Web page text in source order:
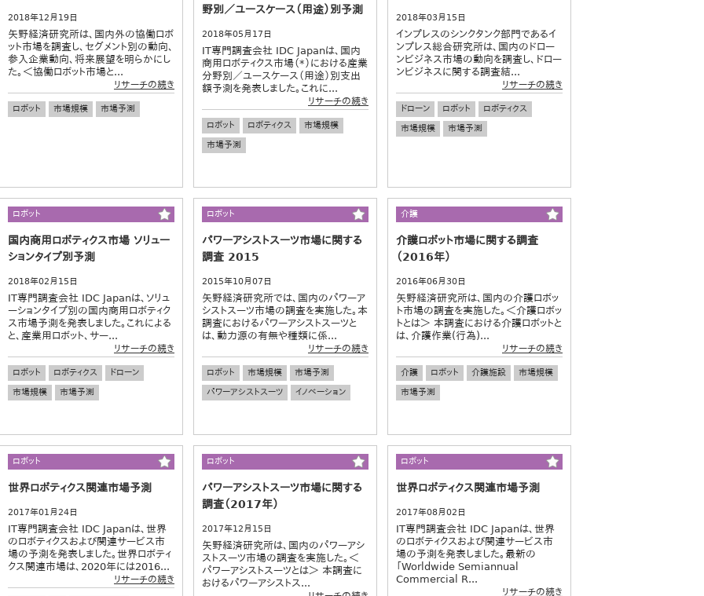
2018年12月19日
矢野経済研究所は、国内外の協働ロボ
ット市場を調査し、セグメント別の動向、
参入企業動向、将来展望を明らかにし
た。＜協働ロボット市場と...
リサーチの続き
ロボット 市場規模 市場予測
野別／ユースケース（用途）別予測
2018年05月17日
IT専門調査会社 IDC Japanは、国内
商用ロボティクス市場（*）における産業
分野別／ユースケース（用途）別支出
額予測を発表しました。これに...
リサーチの続き
ロボット ロボティクス
市場規模
市場予測
2018年03月15日
インプレスのシンクタンク部門であるイ
ンプレス総合研究所は、国内のドロー
ンビジネス市場の動向を調査し、ドロー
ンビジネスに関する調査結...
リサーチの続き
ドローン ロボット
ロボティクス
市場規模
市場予測
ロボット
国内商用ロボティクス市場 ソリュー
ションタイプ別予測
2018年02月15日
IT専門調査会社 IDC Japanは、ソリュ
ーションタイプ別の国内商用ロボティク
ス市場予測を発表しました。これによる
と、産業用ロボット、サー...
リサーチの続き
ロボット ロボティクス
ドローン
市場規模
市場予測
ロボット
パワーアシストスーツ市場に関する
調査 2015
2015年10月07日
矢野経済研究所では、国内のパワーア
シストスーツ市場の調査を実施した。本
調査におけるパワーアシストスーツと
は、動力源の有無や種類に係...
リサーチの続き
ロボット 市場規模
市場予測
パワーアシストスーツ
イノベーション
介護
介護ロボット市場に関する調査
（2016年）
2016年06月30日
矢野経済研究所は、国内の介護ロボッ
ト市場の調査を実施した。＜介護ロボッ
トとは＞ 本調査における介護ロボットと
は、介護作業(行為)...
リサーチの続き
介護 ロボット 介護施設
市場規模
市場予測
ロボット
世界ロボティクス関連市場予測
2017年01月24日
IT専門調査会社 IDC Japanは、世界
のロボティクスおよび関連サービス市
場の予測を発表しました。世界ロボティ
クス関連市場は、2020年には2016...
リサーチの続き
ロボット
パワーアシストスーツ市場に関する
調査（2017年）
2017年12月15日
矢野経済研究所は、国内のパワーアシ
ストスーツ市場の調査を実施した。＜
パワーアシストスーツとは＞ 本調査に
おけるパワーアシストス...
ロボット
世界ロボティクス関連市場予測
2017年08月02日
IT専門調査会社 IDC Japanは、世界
のロボティクスおよび関連サービス市
場の予測を発表しました。最新の
「Worldwide Semiannual
Commercial R...
リサーチの続き